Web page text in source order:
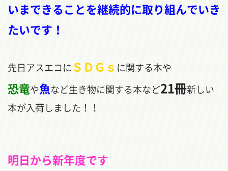
いまできることを継続的に取り組んでいき
たいです！
先日アスエコに ＳＤＧｓ に関する本や
恐竜や魚など生き物に関する本など21冊新しい
本が入荷しました！！
明日から新年度です